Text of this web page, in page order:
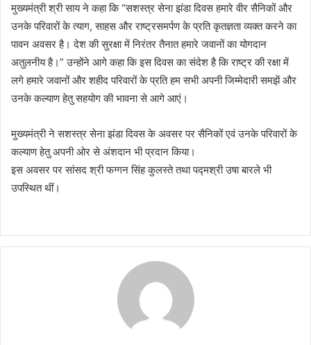
मुख्यमंत्री श्री साय ने कहा कि “सशस्त्र सेना झंडा दिवस हमारे वीर सैनिकों और
उनके परिवारों के त्याग, साहस और राष्ट्रसमर्पण के प्रति कृतज्ञता व्यक्त करने का
पावन अवसर है। देश की सुरक्षा में निरंतर तैनात हमारे जवानों का योगदान
अतुलनीय है।” उन्होंने आगे कहा कि इस दिवस का संदेश है कि राष्ट्र की रक्षा में
लगे हमारे जवानों और शहीद परिवारों के प्रति हम सभी अपनी जिम्मेदारी समझें और
उनके कल्याण हेतु सहयोग की भावना से आगे आएं।
मुख्यमंत्री ने सशस्त्र सेना झंडा दिवस के अवसर पर सैनिकों एवं उनके परिवारों के
कल्याण हेतु अपनी ओर से अंशदान भी प्रदान किया।
इस अवसर पर सांसद श्री फग्गन सिंह कुलस्ते तथा पद्मश्री उषा बारले भी
उपस्थित थीं।